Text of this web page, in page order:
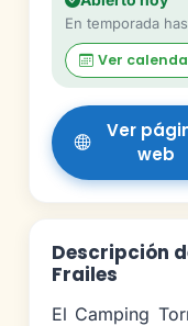
En temporada
Ver
Ver
web
Descripción
Frailes
El Camping